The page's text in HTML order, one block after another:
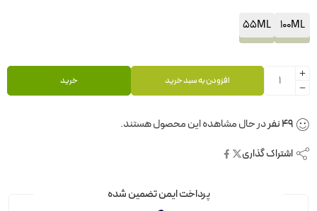
100ML
55ML
افزودن به سبد خرید خرید
53نفردر حال مشاهده این محصول هستند.
اشتراک گذاری
پرداخت ایمن تضمین شده